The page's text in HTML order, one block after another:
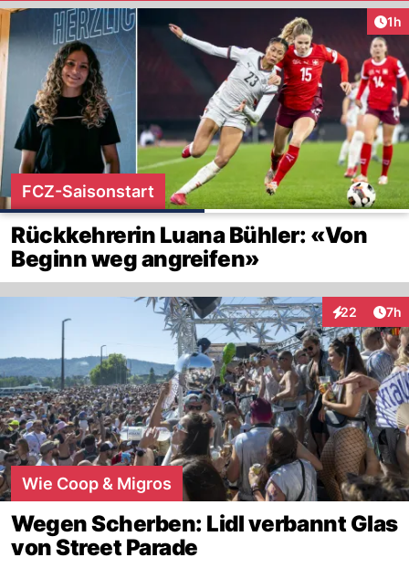
1h
FCZ-Saisonstart
Rückkehrerin Luana Bühler: «Von
Beginn weg angreifen»
22
Interaktionen
7h
Wie Coop & Migros
Wegen Scherben: Lidl verbannt Glas
von Street Parade